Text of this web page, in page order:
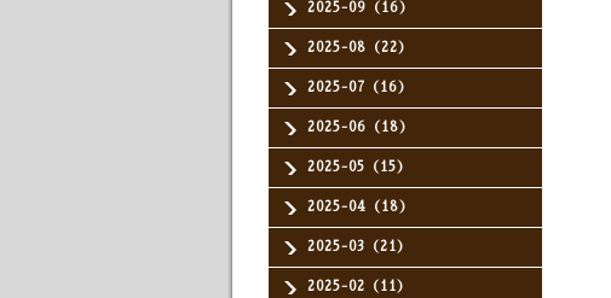
2025-09（16）
2025-08（22）
2025-07（16）
2025-06（18）
2025-05（15）
2025-04（18）
2025-03（21）
2025-02（11）